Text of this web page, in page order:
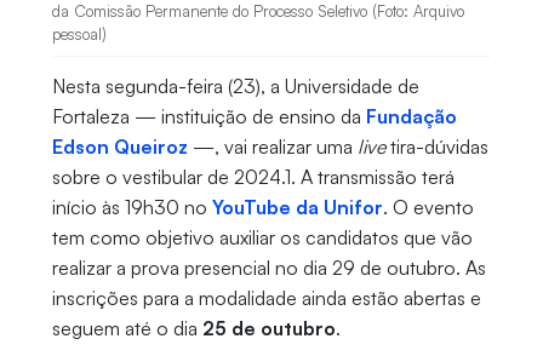
da Comissão Permanente do Processo Seletivo (Foto: Arquivo
pessoal)
Nesta segunda-feira (23), a Universidade de
Fortaleza — instituição de ensino da Fundação
Edson Queiroz —, vai realizar uma livetira-dúvidas
sobre o vestibular de 2024.1. A transmissão terá
início às 19h30 no YouTube da Unifor. O evento
tem como objetivo auxiliar os candidatos que vão
realizar a prova presencial no dia 29 de outubro. As
inscrições para a modalidade ainda estão abertas e
seguem até o dia 25 de outubro.